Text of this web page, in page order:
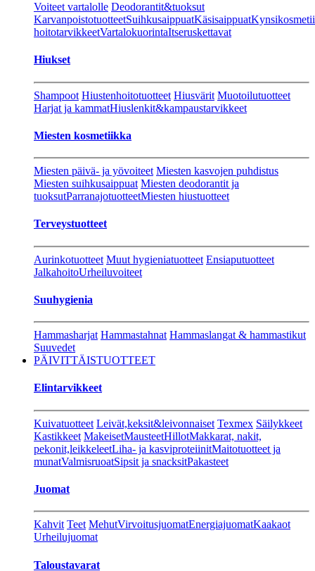
Voiteet vartalolle Deodorantit&tuoksut
KarvanpoistotuotteetSuihkusaippuatKäsisaippuat
hoitotarvikkeetVartalokuorintaItseruskettavat
Hiukset
Shampoot Hiustenhoitotuotteet Hiusvärit Muotoilutuotteet
Harjat ja kammatHiuslenkit&kampaustarvikkeet
Miesten kosmetiikka
Miesten päivä- ja yövoiteet Miesten kasvojen puhdistus
Miesten suihkusaippuat Miesten deodorantit ja
tuoksutParranajotuotteetMiesten hiustuotteet
Terveystuotteet
Aurinkotuotteet Muut hygieniatuotteet Ensiaputuotteet
JalkahoitoUrheiluvoiteet
Suuhygienia
Hammasharjat Hammastahnat Hammaslangat & hammastikut
Suuvedet
PÄIVITTÄISTUOTTEET
Elintarvikkeet
Kuivatuotteet Leivät,keksit&leivonnaiset Texmex Säilykkeet
Kastikkeet MakeisetMausteetHillotMakkarat, nakit,
pekonit,leikkeleetLiha- ja kasviproteiinitMaitotuotteet ja
munatValmisruoatSipsit ja snacksitPakasteet
Juomat
Kahvit Teet MehutVirvoitusjuomatEnergiajuomatKaakaot
Urheilujuomat
Taloustavarat